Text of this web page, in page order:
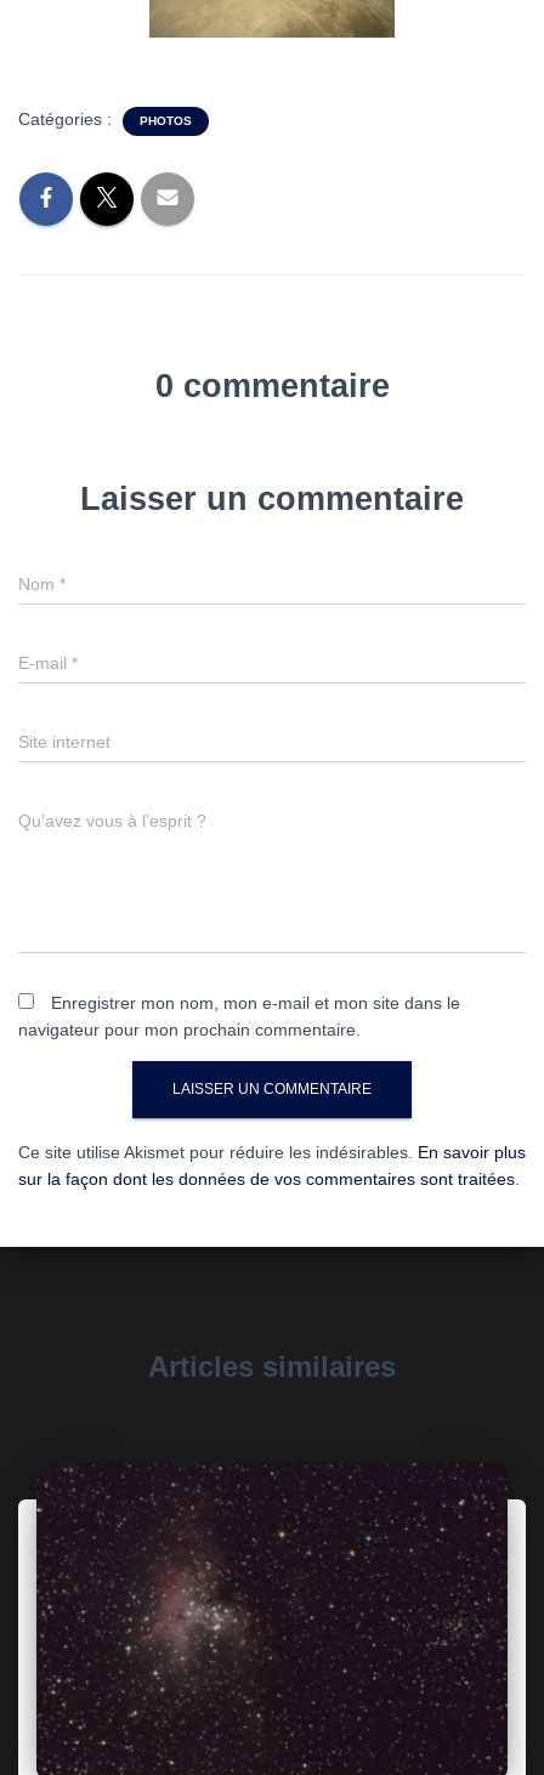
Catégories : PHOTOS
0 commentaire
Laisser un commentaire
Nom *
E-mail *
Site internet
Qu’avez vous à l’esprit ?
Enregistrer mon nom, mon e-mail et mon site dans le
navigateur pour mon prochain commentaire.
Ce site utilise Akismet pour réduire les indésirables. En savoir plus
sur la façon dont les données de vos commentaires sont traitées.
Articles similaires